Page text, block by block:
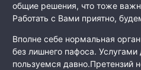
общие решения, что тоже
Работать с Вами приятно,
Вполне себе нормальная
без лишнего пафоса. Услугами
пользуемся давно.Претензий